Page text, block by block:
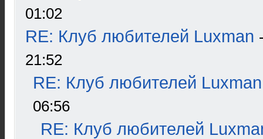
01:02
RE: Клуб любителей Luxman
21:52
RE: Клуб любителей Luxman
06:56
RE: Клуб любителей